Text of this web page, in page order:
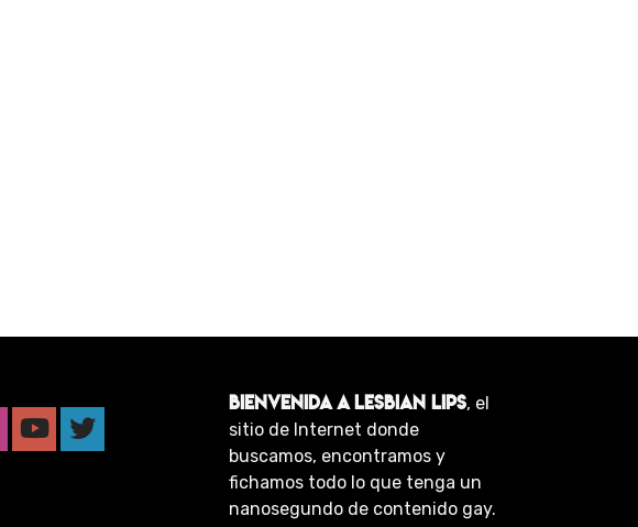
BIENVENIDA A LESBIAN LIPS, el
sitio de Internet donde
buscamos, encontramos y
fichamos todo lo que tenga un
nanosegundo de contenido gay.